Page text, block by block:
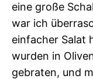
eine große
war ich
einfacher Salat
wurden in
gebraten, und